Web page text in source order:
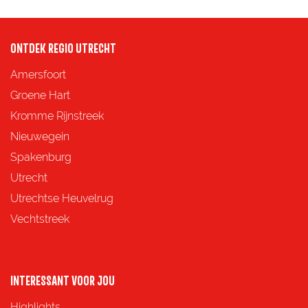
ONTDEK REGIO UTRECHT
Amersfoort
Groene Hart
Kromme Rijnstreek
Nieuwegein
Spakenburg
Utrecht
Utrechtse Heuvelrug
Vechtstreek
INTERESSANT VOOR JOU